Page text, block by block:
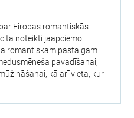
Eiropas romantiskās
tā noteikti jāapciemo!
romantiskām pastaigām
pavadīšanai,
kā arī vieta, kur